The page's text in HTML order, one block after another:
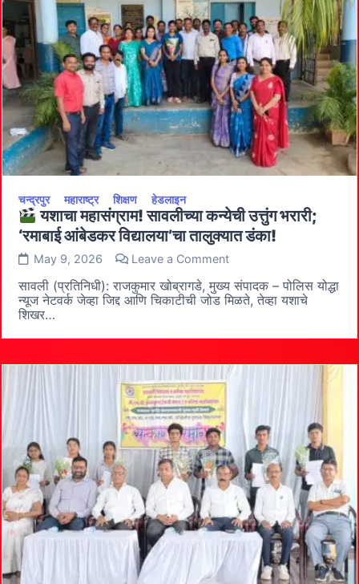
चन्द्रपुर महाराष्ट्र शिक्षण हेडलाइन
यशाचा महासंग्राम! सावलीच्या कन्येची उत्तुंग भरारी;
‘रमाबाई आंबेडकर विद्यालया’चा तालुक्यात डंका!
May 9, 2026 Leave a Commenton
यशाचा
महासंग्राम!
कन्येची
‘रमाबाई
सावली (प्रतिनिधी): राजकुमार खोब्रागडे, मुख्य संपादक – पोलिस योद्धा
न्यूज नेटवर्क ​जेव्हा जिद्द आणि चिकाटीची जोड मिळते, तेव्हा यशाचे
शिखर…